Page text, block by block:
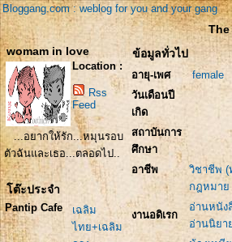
Bloggang.com : weblog for you and your gang
womam in love
Location :
Rss
Feed
...อยากให้รัก...หมุนรอบ
ตัวฉันและเธอ...ตลอดไป..
โต๊ะประจำ
Pantip Cafe
เฉลิม
ไทย+เฉลิม
ข้อมูลทั่วไป
อายุ-เพศ
female
วันเดือนปี
เกิด
สถาบันการ
ศึกษา
อาชีพ
วิชาชีพ (
กฎหมาย
งานอดิเรก
อ่านหนัง
อ่านนิยา